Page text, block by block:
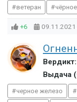
ветеран
+6 09.11.2021
Вердикт:
Выдача
черное железо